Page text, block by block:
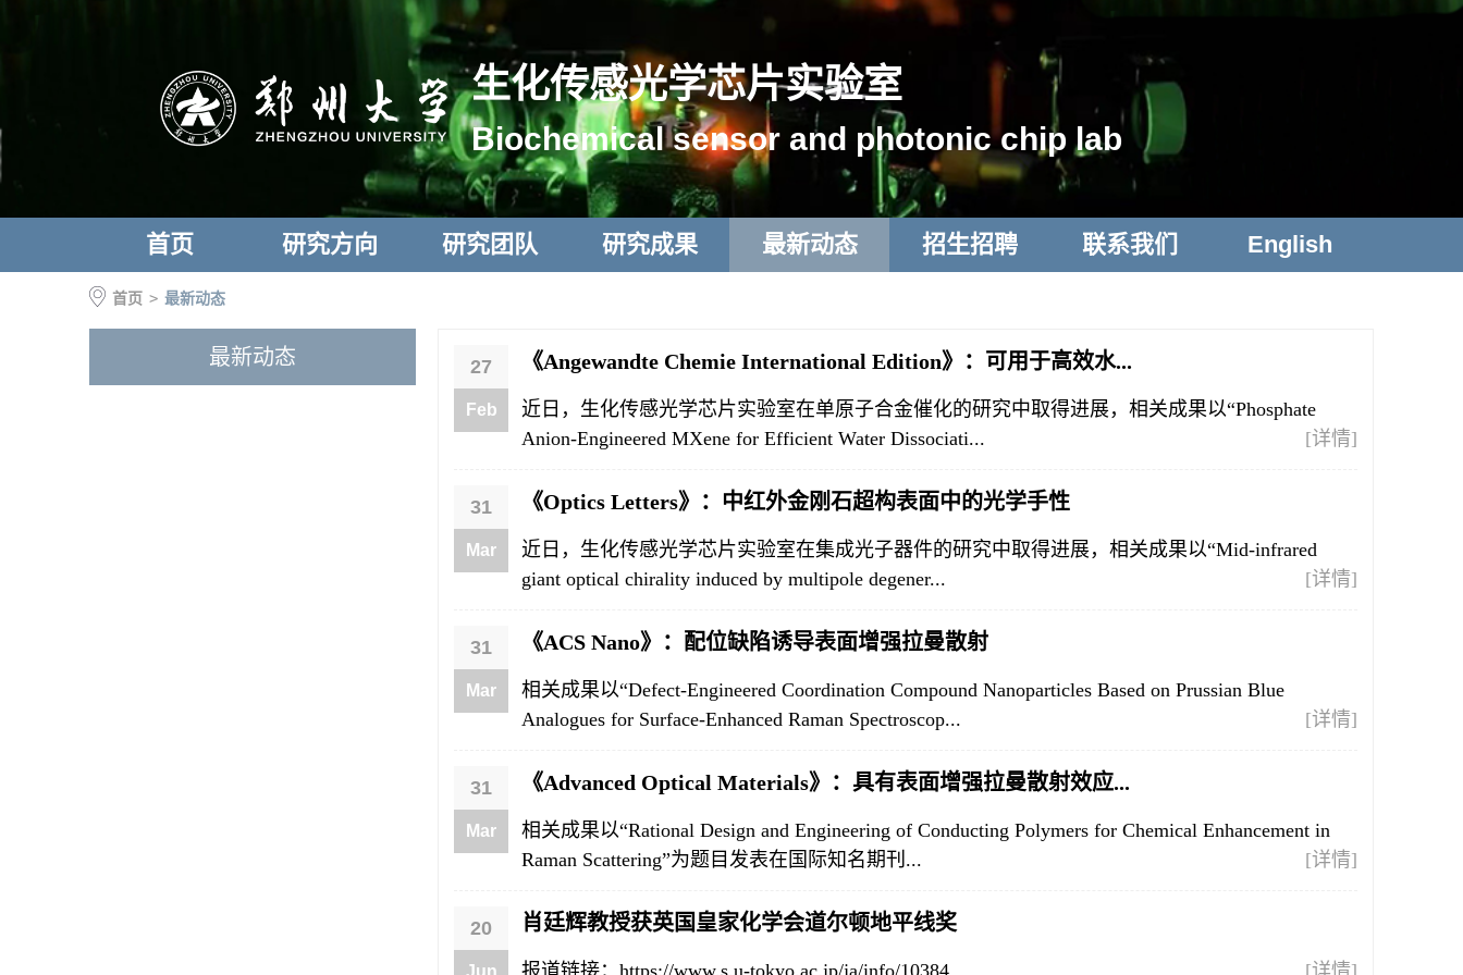
生化传感光学芯片实验室
Biochemical sensor and photonic chip lab
首页 研究方向 研究团队 研究成果 最新动态 招生招聘 联系我们 English
首页 > 最新动态
最新动态 27
Feb
《Angewandte Chemie International Edition》：可用于高效水...
近日，生化传感光学芯片实验室在单原子合金催化的研究中取得进展，相关成果以“Phosphate
Anion-Engineered MXene for Efficient Water Dissociati...
[详情]
31
Mar
《Optics Letters》：中红外金刚石超构表面中的光学手性
近日，生化传感光学芯片实验室在集成光子器件的研究中取得进展，相关成果以“Mid-infrared
giant optical chirality induced by multipole degener...
[详情]
31
Mar
《ACS Nano》：配位缺陷诱导表面增强拉曼散射
相关成果以“Defect-Engineered Coordination Compound Nanoparticles Based on Prussian Blue
Analogues for Surface-Enhanced Raman Spectroscop...
[详情]
31
Mar
《Advanced Optical Materials》：具有表面增强拉曼散射效应...
相关成果以“Rational Design and Engineering of Conducting Polymers for Chemical Enhancement in
Raman Scattering”为题目发表在国际知名期刊...
[详情]
20
Jun
肖廷辉教授获英国皇家化学会道尔顿地平线奖
报道链接：https://www.s.u-tokyo.ac.jp/ja/info/10384 [详情]